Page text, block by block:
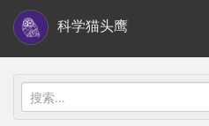
i
科学猫头鹰
搜
索：